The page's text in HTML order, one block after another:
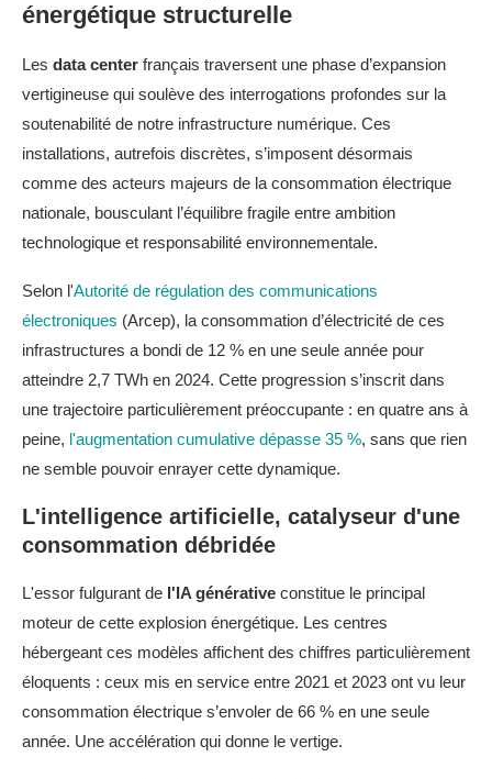
énergétique structurelle
Les data center français traversent une phase d’expansion
vertigineuse qui soulève des interrogations profondes sur la
soutenabilité de notre infrastructure numérique. Ces
installations, autrefois discrètes, s’imposent désormais
comme des acteurs majeurs de la consommation électrique
nationale, bousculant l’équilibre fragile entre ambition
technologique et responsabilité environnementale.
Selon l'Autorité de régulation des communications
électroniques (Arcep), la consommation d’électricité de ces
infrastructures a bondi de 12 % en une seule année pour
atteindre 2,7 TWh en 2024. Cette progression s’inscrit dans
une trajectoire particulièrement préoccupante : en quatre ans à
peine, l'augmentation cumulative dépasse 35 %, sans que rien
ne semble pouvoir enrayer cette dynamique.
L'intelligence artificielle, catalyseur d'une
consommation débridée
L'essor fulgurant de l'IA générative constitue le principal
moteur de cette explosion énergétique. Les centres
hébergeant ces modèles affichent des chiffres particulièrement
éloquents : ceux mis en service entre 2021 et 2023 ont vu leur
consommation électrique s’envoler de 66 % en une seule
année. Une accélération qui donne le vertige.